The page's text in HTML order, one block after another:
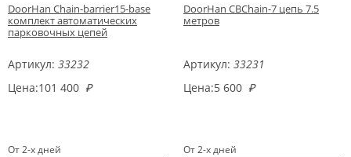
DoorHan Chain-barrier15-base
комплект автоматических
парковочных цепей
Артикул: 33232
Цена:101 400 ₽
От 2-х дней
DoorHan CBChain-7 цепь 7.5
метров
Артикул: 33231
Цена:5 600 ₽
От 2-х дней